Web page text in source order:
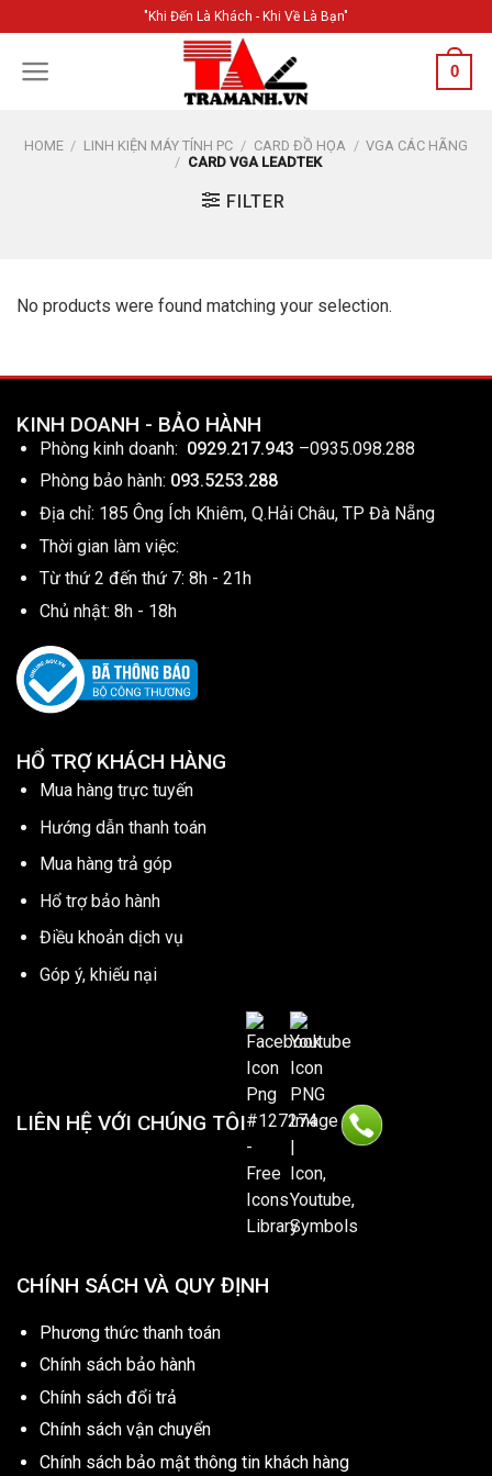
content
"Khi Đến Là Khách - Khi Về Là Bạn"
0
HOME / LINH KIỆN MÁY TÍNH PC / CARD ĐỒ HỌA / VGA CÁC HÃNG
/ CARD VGA LEADTEK
FILTER
No products were found matching your selection.
KINH DOANH - BẢO HÀNH
Phòng kinh doanh: 0929.217.943 –0935.098.288
Phòng bảo hành: 093.5253.288
Địa chỉ: 185 Ông Ích Khiêm, Q.Hải Châu, TP Đà Nẵng
Thời gian làm việc:
Từ thứ 2 đến thứ 7: 8h - 21h
Chủ nhật: 8h - 18h
HỔ TRỢ KHÁCH HÀNG
Mua hàng trực tuyến
Hướng dẫn thanh toán
Mua hàng trả góp
Hổ trợ bảo hành
Điều khoản dịch vụ
Góp ý, khiếu nại
LIÊN HỆ VỚI CHÚNG TÔI
CHÍNH SÁCH VÀ QUY ĐỊNH
Phương thức thanh toán
Chính sách bảo hành
Chính sách đổi trả
Chính sách vận chuyển
Chính sách bảo mật thông tin khách hàng